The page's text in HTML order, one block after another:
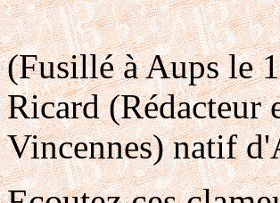
(Fusillé à Aups le
Ricard (Rédacteur
Vincennes) natif